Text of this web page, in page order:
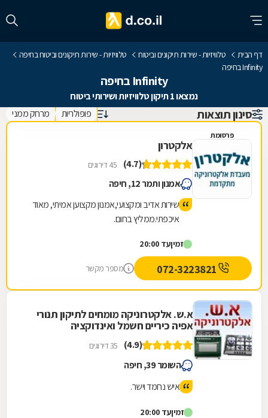
דף הבית טלוויזיות - שירות תיקונים וביטוח
טלוויזיות - שירות תיקונים וביטוח בחיפה
Infinity בחיפה
Infinity בחיפה
נמצאו 1 תיקון טלוויזיות ושירותי ביטוח
סינון תוצאות פופולריות מרחק ממני
פרסומת
אלקטרון
(4.7) 45 דירוגים
אמנון ותמר 12, חיפה
שירות אדיב ומקצועי,אמנון מקצוען אמיתי, מאוד
איכפתי.ממליץ בחום.
זמיןעד 20:00
מספר מקשר
א.ש. אלקטרוניקה מומחים לתיקון תנורי
אפיה כיריים חשמל ואינדוקציה
(4.9) 35 דירוגים
השומר 39, חיפה
איש נחמד וישר.
זמיןעד 20:00